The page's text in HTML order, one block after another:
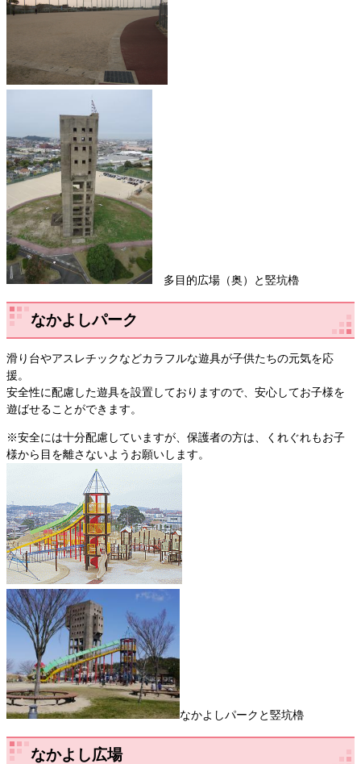
多目的広場（奥）と竪坑櫓
なかよしパーク
滑り台やアスレチックなどカラフルな遊具が子供たちの元気を応
援。
安全性に配慮した遊具を設置しておりますので、安心してお子様を
遊ばせることができます。
※安全には十分配慮していますが、保護者の方は、くれぐれもお子
様から目を離さないようお願いします。
なかよしパークと竪坑櫓
なかよし広場